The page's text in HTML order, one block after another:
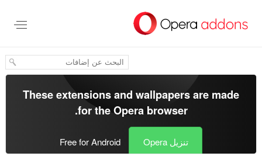
المحتوى
These extensions and wallpapers are made
for theOpera browser
.
تنزيل Opera Free for Android